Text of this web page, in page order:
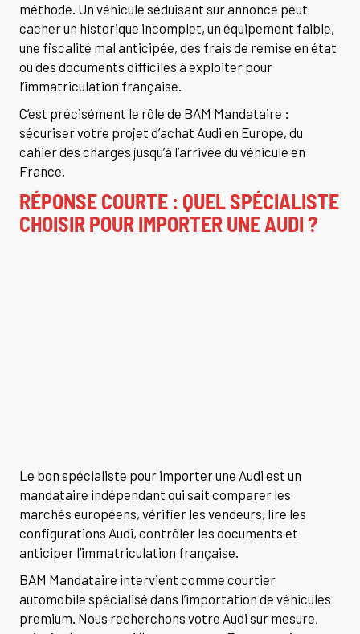
méthode. Un véhicule séduisant sur annonce peut
cacher un historique incomplet, un équipement faible,
une fiscalité mal anticipée, des frais de remise en état
ou des documents difficiles à exploiter pour
l’immatriculation française.
C’est précisément le rôle de BAM Mandataire :
sécuriser votre projet d’achat Audi en Europe, du
cahier des charges jusqu’à l’arrivée du véhicule en
France.
RÉPONSE COURTE : QUEL SPÉCIALISTE
CHOISIR POUR IMPORTER UNE AUDI ?
Le bon spécialiste pour importer une Audi est un
mandataire indépendant qui sait comparer les
marchés européens, vérifier les vendeurs, lire les
configurations Audi, contrôler les documents et
anticiper l’immatriculation française.
BAM Mandataire intervient comme courtier
automobile spécialisé dans l’importation de véhicules
premium. Nous recherchons votre Audi sur mesure,